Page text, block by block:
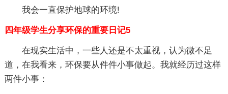
我会一直保护地球的环境!
四年级学生分享环保的重要日记5
在现实生活中，一些人还是不太重视，认为微不足
道，在我看来，环保要从件件小事做起。我就经历过这样
两件小事：